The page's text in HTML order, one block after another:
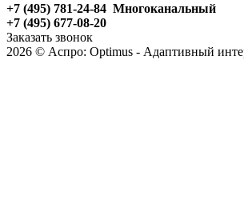
+7 (495) 781-24-84 Многоканальный
+7 (495) 677-08-20
Заказать звонок
2026 © Аспро: Optimus - Адаптивный